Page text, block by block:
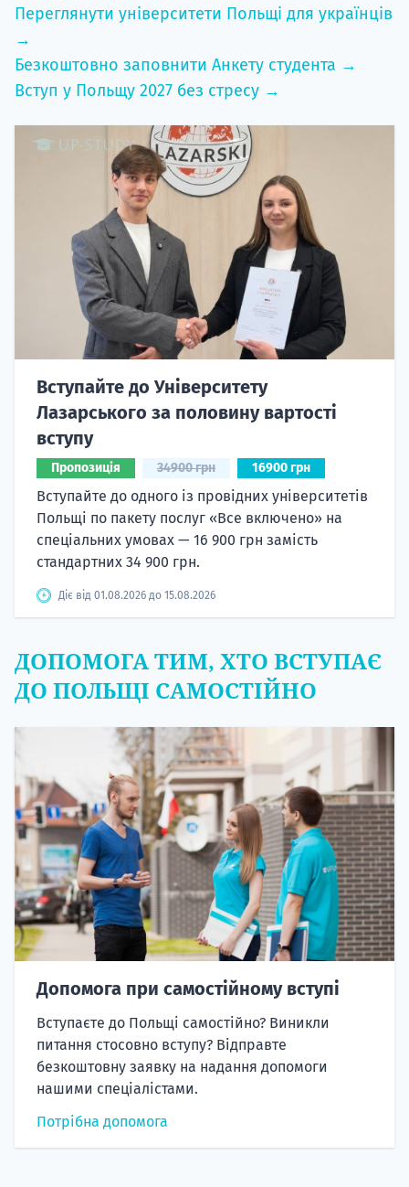
Переглянути університети Польщі для українців
→
Безкоштовно заповнити Анкету студента →
Вступ у Польщу 2027 без стресу →
Вступайте до Університету
Лазарського за половину вартості
вступу
Пропозиція 34900 грн 16900 грн
Вступайте до одного із провідних університетів
Польщі по пакету послуг «Все включено» на
спеціальних умовах — 16 900 грн замість
стандартних 34 900 грн.
Діє від 01.08.2026 до 15.08.2026
ДОПОМОГА ТИМ, ХТО ВСТУПАЄ
ДО ПОЛЬЩІ САМОСТІЙНО
Допомога при самостійному вступі
Вступаєте до Польщі самостійно? Виникли
питання стосовно вступу? Відправте
безкоштовну заявку на надання допомоги
нашими спеціалістами.
Потрібна допомога